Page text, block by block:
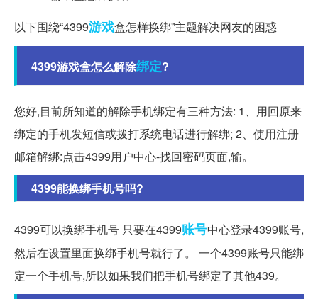
以下围绕“4399游戏盒怎样换绑”主题解决网友的困惑
4399游戏盒怎么解除绑定?
您好,目前所知道的解除手机绑定有三种方法: 1、用回原来
绑定的手机发短信或拨打系统电话进行解绑; 2、使用注册
邮箱解绑:点击4399用户中心-找回密码页面,输。
4399能换绑手机号吗?
4399可以换绑手机号 只要在4399账号中心登录4399账号,
然后在设置里面换绑手机号就行了。 一个4399账号只能绑
定一个手机号,所以如果我们把手机号绑定了其他439。